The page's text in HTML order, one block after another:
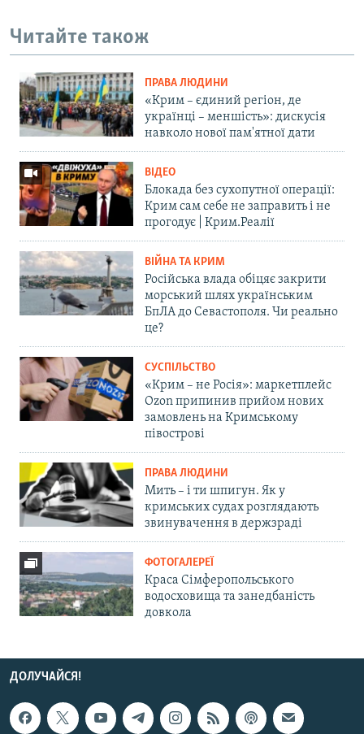
Читайте також
ПРАВА ЛЮДИНИ
«Крим – єдиний регіон, де
українці – меншість»: дискусія
навколо нової пам'ятної дати
ВІДЕО
Блокада без сухопутної операції:
Крим сам себе не заправить і не
прогодує | Крим.Реалії
ВІЙНА ТА КРИМ
Російська влада обіцяє закрити
морський шлях українським
БпЛА до Севастополя. Чи реально
це?
СУСПІЛЬСТВО
«Крим – не Росія»: маркетплейс
Ozon припинив прийом нових
замовлень на Кримському
півострові
ПРАВА ЛЮДИНИ
Мить – і ти шпигун. Як у
кримських судах розглядають
звинувачення в держзраді
ФОТОГАЛЕРЕЇ
Краса Сімферопольського
водосховища та занедбаність
довкола
ДОЛУЧАЙСЯ!